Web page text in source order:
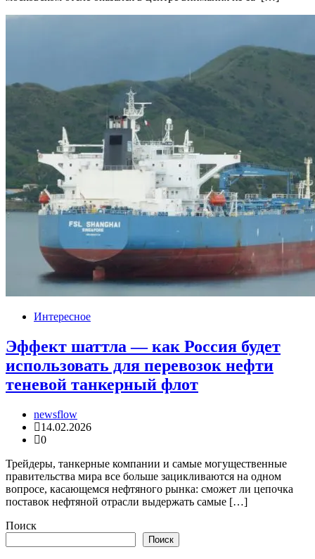
Интересное
Эффект шаттла — как Россия будет
использовать для перевозок нефти
теневой танкерный флот
newsflow
14.02.2026
0
Трейдеры, танкерные компании и самые могущественные
правительства мира все больше зацикливаются на одном
вопросе, касающемся нефтяного рынка: сможет ли цепочка
поставок нефтяной отрасли выдержать самые […]
Поиск
Поиск